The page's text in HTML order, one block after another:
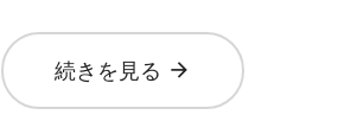
続きを見る arrow_forward